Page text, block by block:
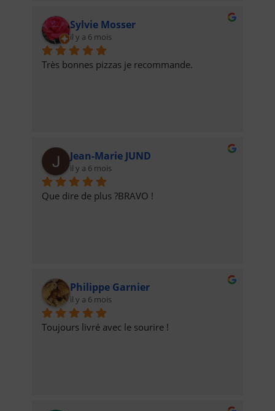
Sylvie Mosser
il y a 6 mois
Très bonnes pizzas je recommande.
Jean-Marie JUND
il y a 6 mois
Que dire de plus ?BRAVO !
Philippe Garnier
il y a 6 mois
Toujours livré avec le sourire !